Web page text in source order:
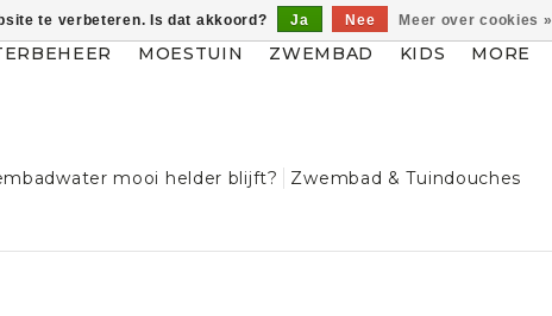
MOESTUIN ZWEMBAD KIDS MORE
mooi helder blijft? Zwembad & Tuindouches
te verbeteren. Is dat akkoord? Ja Nee Meer over cookies »